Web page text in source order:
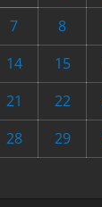
7 8
14 15
21 22
28 29